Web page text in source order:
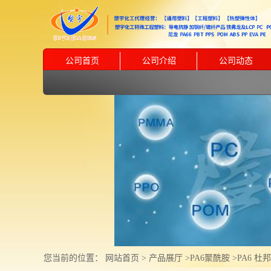
公司首页 公司介绍 公司动态
您当前的位置： 网站首页 > 产品展厅 >PA6聚酰胺 >PA6 杜